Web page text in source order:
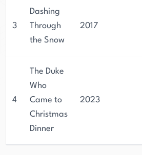
3
Dashing
Through
the Snow
2017
4
The Duke
Who
Came to
Christmas
Dinner
2023